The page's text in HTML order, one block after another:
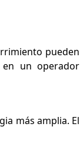
pueden
en un operador
más amplia. El